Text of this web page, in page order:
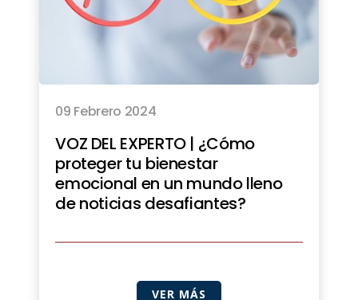
09 Febrero 2024
VOZ DEL EXPERTO | ¿Cómo
proteger tu bienestar
emocional en un mundo lleno
de noticias desafiantes?
VER MÁS